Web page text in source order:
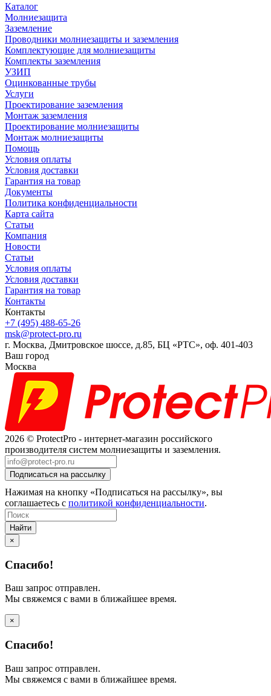
Каталог
Молниезащита
Заземление
Проводники молниезащиты и заземления
Комплектующие для молниезащиты
Комплекты заземления
УЗИП
Оцинкованные трубы
Услуги
Проектирование заземления
Монтаж заземления
Проектирование молниезащиты
Монтаж молниезащиты
Помощь
Условия оплаты
Условия доставки
Гарантия на товар
Документы
Политика конфиденциальности
Карта сайта
Статьи
Компания
Новости
Статьи
Условия оплаты
Условия доставки
Гарантия на товар
Контакты
Контакты
+7 (495) 488-65-26
msk@protect-pro.ru
г. Москва, Дмитровское шоссе, д.85, БЦ «РТС», оф. 401-403
Ваш город
Москва
2026 © ProtectPro - интернет-магазин российского
производителя систем молниезащиты и заземления.
Нажимая на кнопку «Подписаться на рассылку», вы
соглашаетесь с политикой конфиденциальности.
Найти
×
Спасибо!
Ваш запрос отправлен.
Мы свяжемся с вами в ближайшее время.
×
Спасибо!
Ваш запрос отправлен.
Мы свяжемся с вами в ближайшее время.